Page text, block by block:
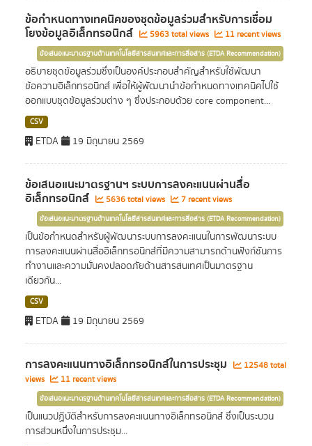
ข้อกำหนดทางเทคนิคของชุดข้อมูลร่วมสำหรับการเชื่อม
โยงข้อมูลอิเล็กทรอนิกส์ 5963 total views 11 recent views
ข้อเสนอแนะมาตรฐานด้านเทคโนโลยีสารสนเทศและการสื่อสาร (ETDA Recommendation)
อธิบายชุดข้อมูลร่วมซึ่งเป็นองค์ประกอบสำคัญสำหรับใช้พัฒนา
ข้อความอิเล็กทรอนิกส์ เพื่อให้ผู้พัฒนานำข้อกำหนดทางเทคนิคไปใช้
ออกแบบชุดข้อมูลร่วมต่าง ๆ ซึ่งประกอบด้วย core component...
CSV
ETDA 19 มิถุนายน 2569
ข้อเสนอแนะมาตรฐานฯ ระบบการลงคะแนนผ่านสื่อ
อิเล็กทรอนิกส์ 5636 total views 7 recent views
ข้อเสนอแนะมาตรฐานด้านเทคโนโลยีสารสนเทศและการสื่อสาร (ETDA Recommendation)
เป็นข้อกำหนดสำหรับผู้พัฒนาระบบการลงคะแนนในการพัฒนาระบบ
การลงคะแนนผ่านสื่ออิเล็กทรอนิกส์ที่มีความสามารถด้านฟังก์ชันการ
ทำงานและความมั่นคงปลอดภัยด้านสารสนเทศเป็นมาตรฐาน
เดียวกัน...
CSV
ETDA 19 มิถุนายน 2569
การลงคะแนนทางอิเล็กทรอนิกส์ในการประชุม
12548 total
views
11 recent views
ข้อเสนอแนะมาตรฐานด้านเทคโนโลยีสารสนเทศและการสื่อสาร (ETDA Recommendation)
เป็นแนวปฏิบัติสำหรับการลงคะแนนทางอิเล็กทรอนิกส์ ซึ่งเป็นระบวน
การส่วนหนึ่งในการประชุม...